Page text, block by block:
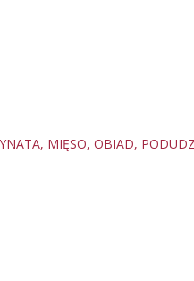
MIĘSO OBIAD